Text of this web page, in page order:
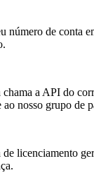
número de conta
chama a API do
ao nosso grupo de
de licenciamento